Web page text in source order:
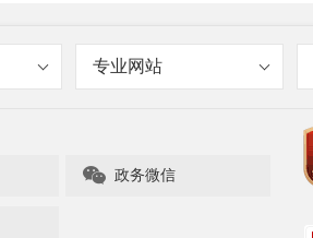
专业网站
 政务微信